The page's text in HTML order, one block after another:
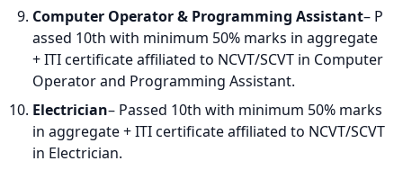
Computer Operator & Programming Assistant– P
assed 10th with minimum 50% marks in aggregate
+ ITI certificate affiliated to NCVT/SCVT in Computer
Operator and Programming Assistant.
Electrician– Passed 10th with minimum 50% marks
in aggregate + ITI certificate affiliated to NCVT/SCVT
in Electrician.